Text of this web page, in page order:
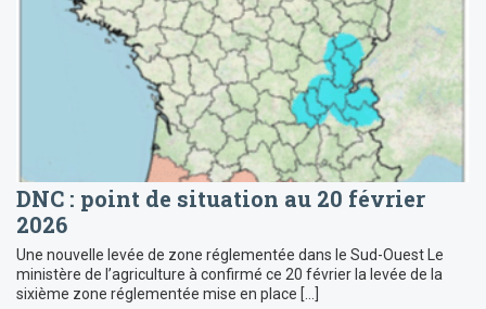
DNC : point de situation au 20 février
2026
Une nouvelle levée de zone réglementée dans le Sud-Ouest Le
ministère de l’agriculture à confirmé ce 20 février la levée de la
sixième zone réglementée mise en place […]